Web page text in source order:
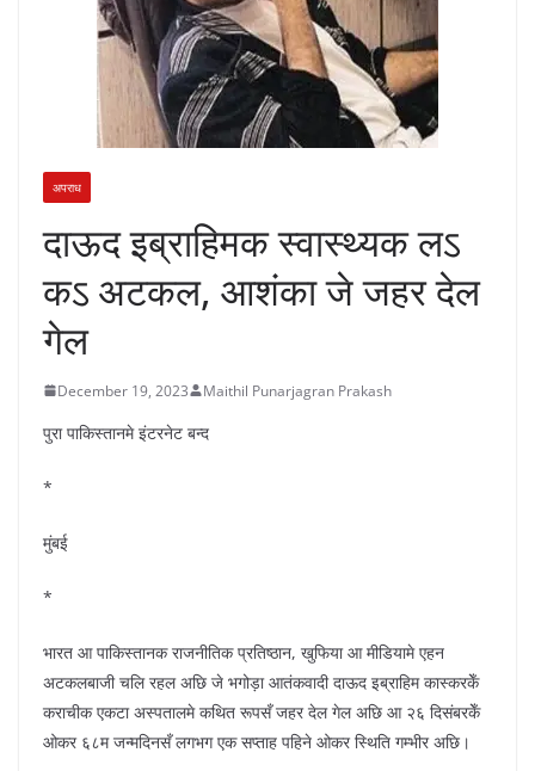
अपराध
दाऊद इब्राहिमक स्वास्थ्यक लऽ
कऽ अटकल, आशंका जे जहर देल
गेल
December 19, 2023 Maithil Punarjagran Prakash
पुरा पाकिस्तानमे इंटरनेट बन्द
*
मुंबई
*
भारत आ पाकिस्तानक राजनीतिक प्रतिष्ठान, खुफिया आ मीडियामे एहन
अटकलबाजी चलि रहल अछि जे भगोड़ा आतंकवादी दाऊद इब्राहिम कास्करकेँ
कराचीक एकटा अस्पतालमे कथित रूपसँ जहर देल गेल अछि आ २६ दिसंबरकेँ
ओकर ६८म जन्मदिनसँ लगभग एक सप्ताह पहिने ओकर स्थिति गम्भीर अछि।